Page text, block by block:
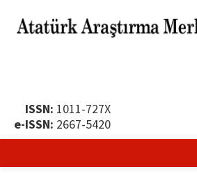
ISSN: 1011-727X
e-ISSN: 2667-5420